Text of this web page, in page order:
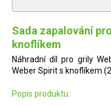
Sada zapalování
knoflíkem
Náhradní díl pro grily
Weber Spirit s knoflíkem
Popis produktu: